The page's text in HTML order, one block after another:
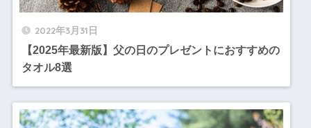
2022年3月31日
【2025年最新版】父の日のプレゼントにおすすめの
タオル8選